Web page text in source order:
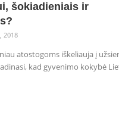
šokiadieniais ir
2018
atostogoms iškeliauja į
kad gyvenimo kokybė